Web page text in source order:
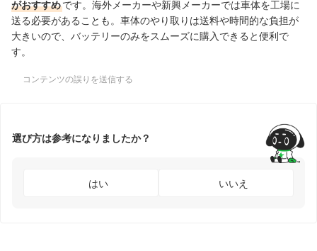
がおすすめです。海外メーカーや新興メーカーでは車体を工場に
送る必要があることも。車体のやり取りは送料や時間的な負担が
大きいので、バッテリーのみをスムーズに購入できると便利で
す。
コンテンツの誤りを送信する
選び方は参考になりましたか？
はい いいえ